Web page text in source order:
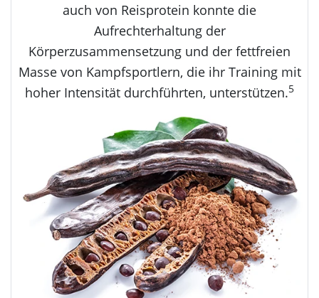
auch von Reisprotein konnte die
Aufrechterhaltung der
Körperzusammensetzung und der fettfreien
Masse von Kampfsportlern, die ihr Training mit
hoher Intensität durchführten, unterstützen.5